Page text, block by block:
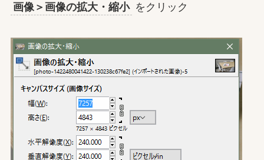
画像＞画像の拡大・縮小 をクリック